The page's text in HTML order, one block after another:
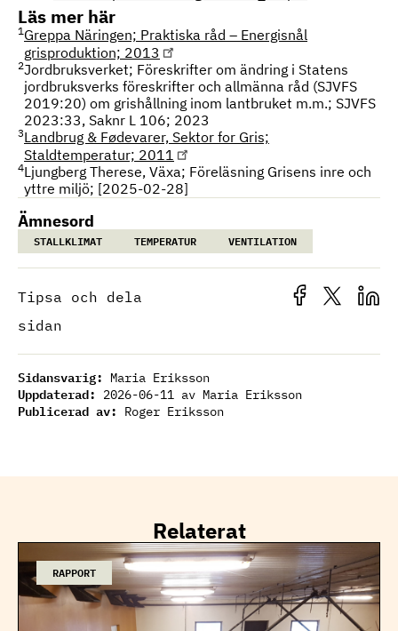
Läs mer här
1 Greppa Näringen; Praktiska råd – Energisnål
grisproduktion; 2013
2Jordbruksverket; Föreskrifter om ändring i Statens
jordbruksverks föreskrifter och allmänna råd (SJVFS
2019:20) om grishållning inom lantbruket m.m.; SJVFS
2023:33, Saknr L 106; 2023
3Landbrug & Fødevarer, Sektor for Gris;
Staldtemperatur; 2011
4Ljungberg Therese, Växa; Föreläsning Grisens inre och
yttre miljö; [2025-02-28]
Ämnesord
STALLKLIMAT TEMPERATUR VENTILATION
Tipsa och dela
sidan
Sidansvarig: Maria Eriksson
Uppdaterad: 2026-06-11 av Maria Eriksson
Publicerad av: Roger Eriksson
Relaterat
RAPPORT